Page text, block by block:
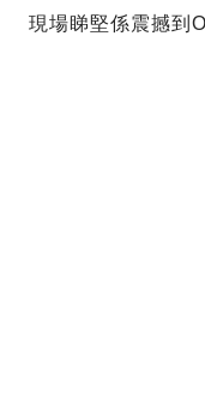
現場睇堅係震撼到